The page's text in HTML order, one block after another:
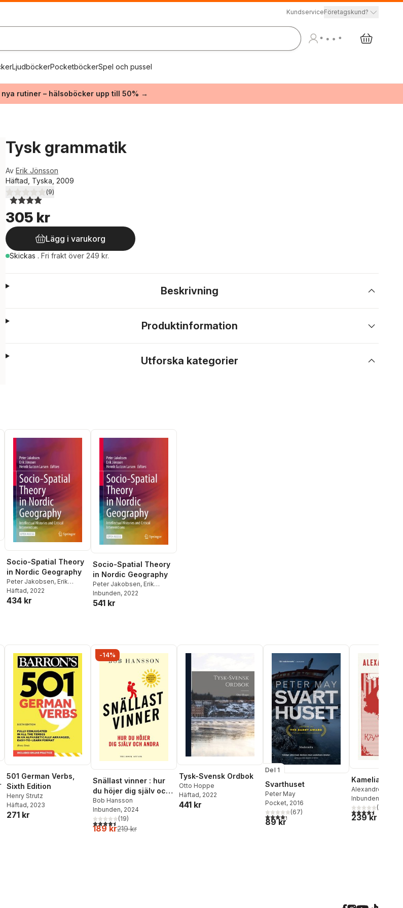
KundserviceFöretagskund?
LjudböckerPocketböckerSpel och pussel
nya rutiner – hälsoböcker upp till 50% →
Tysk grammatik
Av Erik Jönsson
Häftad, Tyska, 2009
4,0utav 5 stjärnor. Totalt antal röster:
(9)
305 kr
Lägg i varukorg
Skickas . Fri frakt över 249 kr.
Beskrivning
Produktinformation
Utforska kategorier
Socio-Spatial Theory
in Nordic Geography
Peter Jakobsen, Erik
Jönsson,Henrik Gutzon
Larsen
Häftad, 2022
434 kr
Socio-Spatial Theory
in Nordic Geography
Peter Jakobsen, Erik
Jönsson,Henrik Gutzon
Larsen
Inbunden, 2022
541 kr
röster:
501 German Verbs,
Sixth Edition
Henry Strutz
Häftad, 2023
271 kr
-14%
Snällast vinner : hur
du höjer dig själv och
andra
Bob Hansson
Inbunden, 2024
4,5utav 5 stjärnor. Totalt antal röster:
(19)
189 kr219 kr
Tysk-Svensk Ordbok
Otto Hoppe
Häftad, 2022
441 kr
Del 1
Svarthuset
Peter May
Pocket, 2016
4,3utav 5 stjärnor. Totalt antal röster:
(67)
89 kr
Alexandre
Inbunden
4,5utav 5(
239 kr